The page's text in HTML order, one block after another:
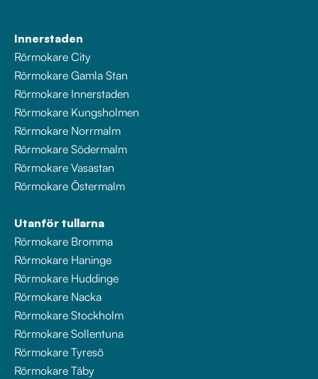
Innerstaden
Rörmokare City
Rörmokare Gamla Stan
Rörmokare Innerstaden
Rörmokare Kungsholmen
Rörmokare Norrmalm
Rörmokare Södermalm
Rörmokare Vasastan
Rörmokare Östermalm
Utanför tullarna
Rörmokare Bromma
Rörmokare Haninge
Rörmokare Huddinge
Rörmokare Nacka
Rörmokare Stockholm
Rörmokare Sollentuna
Rörmokare Tyresö
Rörmokare Täby